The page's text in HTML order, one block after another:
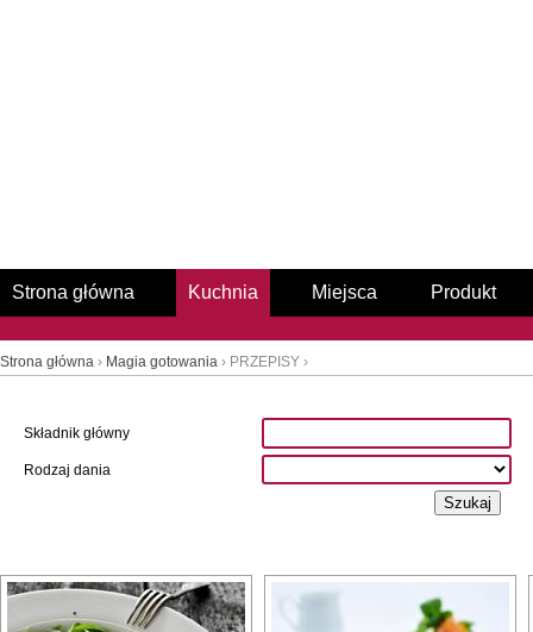
Strona główna Kuchnia Miejsca Produkt
Strona główna › Magia gotowania › PRZEPISY ›
Składnik główny
Rodzaj dania